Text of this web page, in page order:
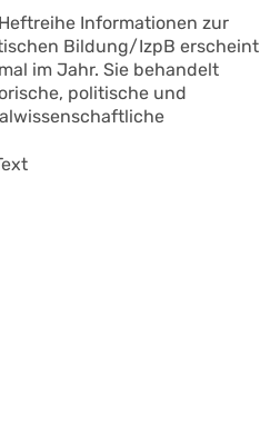
Informationen zur
Bildung/IzpB erscheint
im Jahr. Sie behandelt
politische und